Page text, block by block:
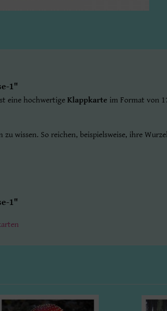
1"
eine hochwertige Klappkarte im Format von
wissen. So reichen, beispielsweise, ihre
1"